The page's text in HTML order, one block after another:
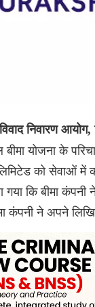
निवारण
योजना के
को सेवाओं में
गया कि बीमा कंपनी
कंपनी ने अपने